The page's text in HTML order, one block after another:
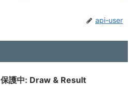
api-user
保護中: Draw & Result